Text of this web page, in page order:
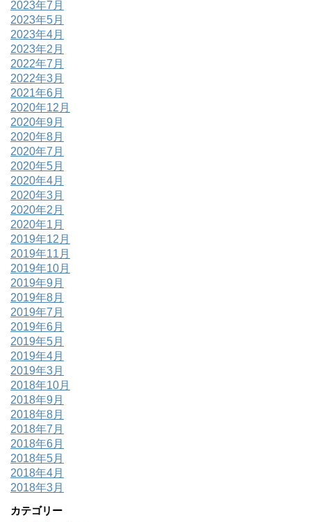
2023年7月
2023年5月
2023年4月
2023年2月
2022年7月
2022年3月
2021年6月
2020年12月
2020年9月
2020年8月
2020年7月
2020年5月
2020年4月
2020年3月
2020年2月
2020年1月
2019年12月
2019年11月
2019年10月
2019年9月
2019年8月
2019年7月
2019年6月
2019年5月
2019年4月
2019年3月
2018年10月
2018年9月
2018年8月
2018年7月
2018年6月
2018年5月
2018年4月
2018年3月
カテゴリー